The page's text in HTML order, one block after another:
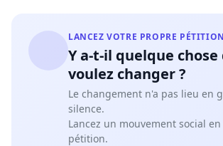
LANCEZ VOTRE PROPRE PÉTITION
Y a-t-il quelque chose
voulez changer ?
Le changement n'a pas lieu en
silence.
Lancez un mouvement social
pétition.